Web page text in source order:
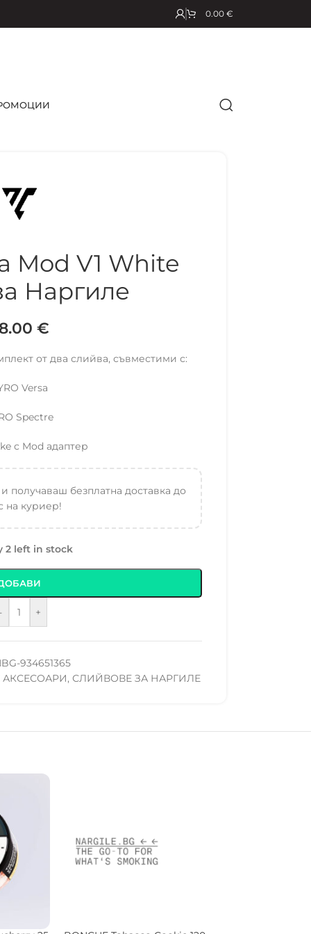
0.00 €
Mod V1 White
Наргиле
€
от два слийва, съвместими с:
Versa
Spectre
с Mod адаптер
получаваш безплатна доставка до
на куриер!
2 left in stock
- +
934651365
АКСЕСОАРИ, СЛИЙВОВЕ ЗА НАРГИЛЕ